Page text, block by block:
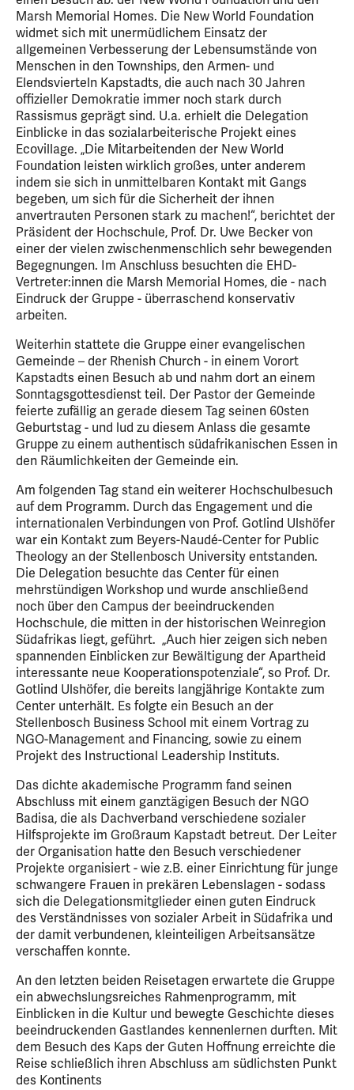
Marsh Memorial Homes. Die New World Foundation
widmet sich mit unermüdlichem Einsatz der
allgemeinen Verbesserung der Lebensumstände von
Menschen in den Townships, den Armen- und
Elendsvierteln Kapstadts, die auch nach 30 Jahren
offizieller Demokratie immer noch stark durch
Rassismus geprägt sind. U.a. erhielt die Delegation
Einblicke in das sozialarbeiterische Projekt eines
Ecovillage. „Die Mitarbeitenden der New World
Foundation leisten wirklich großes, unter anderem
indem sie sich in unmittelbaren Kontakt mit Gangs
begeben, um sich für die Sicherheit der ihnen
anvertrauten Personen stark zu machen!“, berichtet der
Präsident der Hochschule, Prof. Dr. Uwe Becker von
einer der vielen zwischenmenschlich sehr bewegenden
Begegnungen. Im Anschluss besuchten die EHD-
Vertreter:innen die Marsh Memorial Homes, die - nach
Eindruck der Gruppe - überraschend konservativ
arbeiten.
Weiterhin stattete die Gruppe einer evangelischen
Gemeinde – der Rhenish Church - in einem Vorort
Kapstadts einen Besuch ab und nahm dort an einem
Sonntagsgottesdienst teil. Der Pastor der Gemeinde
feierte zufällig an gerade diesem Tag seinen 60sten
Geburtstag - und lud zu diesem Anlass die gesamte
Gruppe zu einem authentisch südafrikanischen Essen in
den Räumlichkeiten der Gemeinde ein.
Am folgenden Tag stand ein weiterer Hochschulbesuch
auf dem Programm. Durch das Engagement und die
internationalen Verbindungen von Prof. Gotlind Ulshöfer
war ein Kontakt zum Beyers-Naudé-Center for Public
Theology an der Stellenbosch University entstanden.
Die Delegation besuchte das Center für einen
mehrstündigen Workshop und wurde anschließend
noch über den Campus der beeindruckenden
Hochschule, die mitten in der historischen Weinregion
Südafrikas liegt, geführt. „Auch hier zeigen sich neben
spannenden Einblicken zur Bewältigung der Apartheid
interessante neue Kooperationspotenziale“, so Prof. Dr.
Gotlind Ulshöfer, die bereits langjährige Kontakte zum
Center unterhält. Es folgte ein Besuch an der
Stellenbosch Business School mit einem Vortrag zu
NGO-Management and Financing, sowie zu einem
Projekt des Instructional Leadership Instituts.
Das dichte akademische Programm fand seinen
Abschluss mit einem ganztägigen Besuch der NGO
Badisa, die als Dachverband verschiedene sozialer
Hilfsprojekte im Großraum Kapstadt betreut. Der Leiter
der Organisation hatte den Besuch verschiedener
Projekte organisiert - wie z.B. einer Einrichtung für junge
schwangere Frauen in prekären Lebenslagen - sodass
sich die Delegationsmitglieder einen guten Eindruck
des Verständnisses von sozialer Arbeit in Südafrika und
der damit verbundenen, kleinteiligen Arbeitsansätze
verschaffen konnte.
An den letzten beiden Reisetagen erwartete die Gruppe
ein abwechslungsreiches Rahmenprogramm, mit
Einblicken in die Kultur und bewegte Geschichte dieses
beeindruckenden Gastlandes kennenlernen durften. Mit
dem Besuch des Kaps der Guten Hoffnung erreichte die
Reise schließlich ihren Abschluss am südlichsten Punkt
des Kontinents